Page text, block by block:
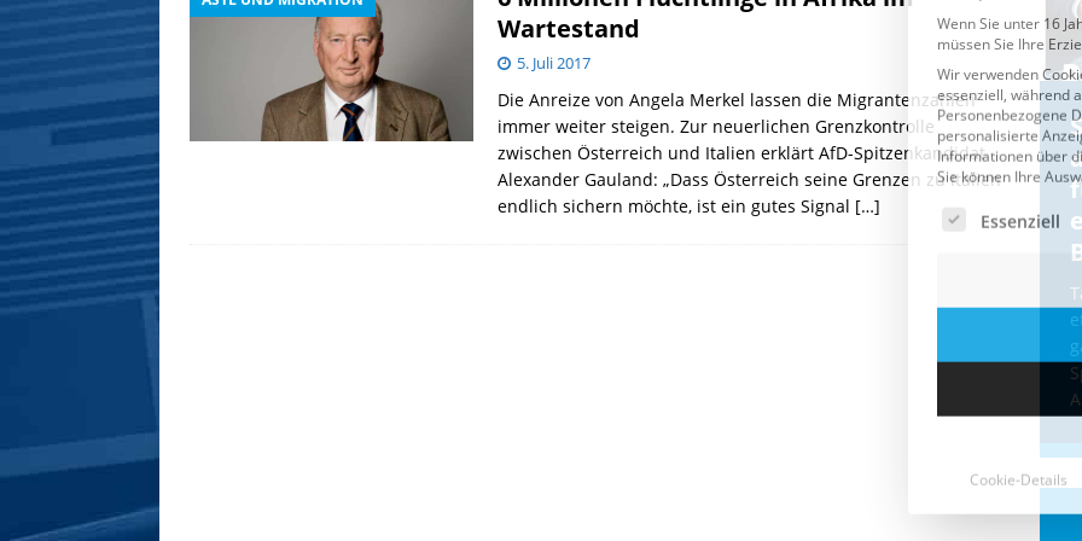
Wartestand
5. Juli 2017
Die Anreize von Angela Merkel lassen die Migrantenzahlen
immer weiter steigen. Zur neuerlichen Grenzkontrolle
zwischen Österreich und Italien erklärt AfD-Spitzenkandidat
Alexander Gauland: „Dass Österreich seine Grenzen zu Italien
endlich sichern möchte, ist ein gutes Signal […]
CDU & Ampel wollen nach
der Wahl wieder Afghanen
einfliegen: Zeit für ein
Asylmoratorium!
Stimmung wegen der von Afghanen
Cookie-Details